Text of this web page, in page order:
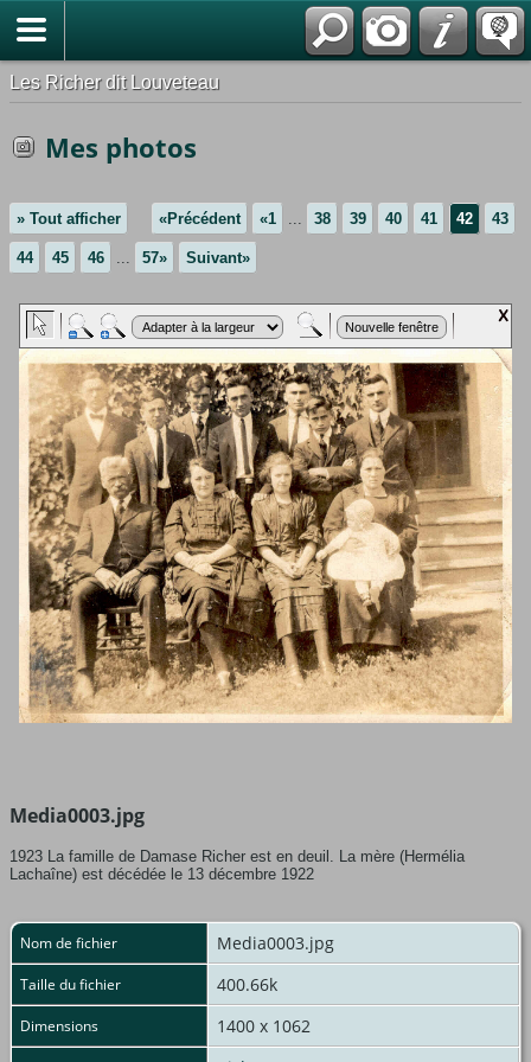
Les Richer dit Louveteau
Mes photos
» Tout afficher «Précédent «1 ... 38 39 40 41 42 43
44 45 46 ... 57» Suivant»
Media0003.jpg
1923 La famille de Damase Richer est en deuil. La mère (Hermélia
Lachaîne) est décédée le 13 décembre 1922
Nom de fichier Media0003.jpg
Taille du fichier 400.66k
Dimensions 1400 x 1062